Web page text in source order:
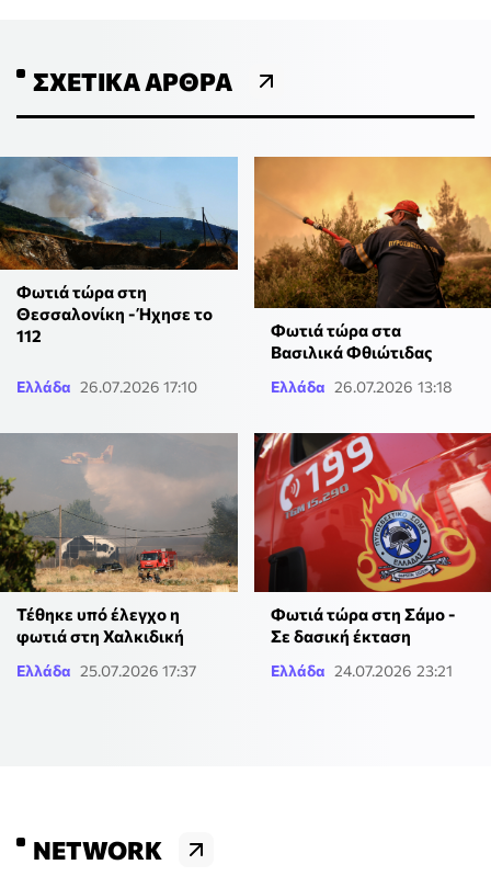
ΣΧΕΤΙΚΆ ΆΡΘΡΑ
Φωτιά τώρα στη
Θεσσαλονίκη - Ήχησε το
112
Ελλάδα 26.07.2026 17:10
Φωτιά τώρα στα
Βασιλικά Φθιώτιδας
Ελλάδα 26.07.2026 13:18
Τέθηκε υπό έλεγχο η
φωτιά στη Χαλκιδική
Ελλάδα 25.07.2026 17:37
Φωτιά τώρα στη Σάμο -
Σε δασική έκταση
Ελλάδα 24.07.2026 23:21
NETWORK